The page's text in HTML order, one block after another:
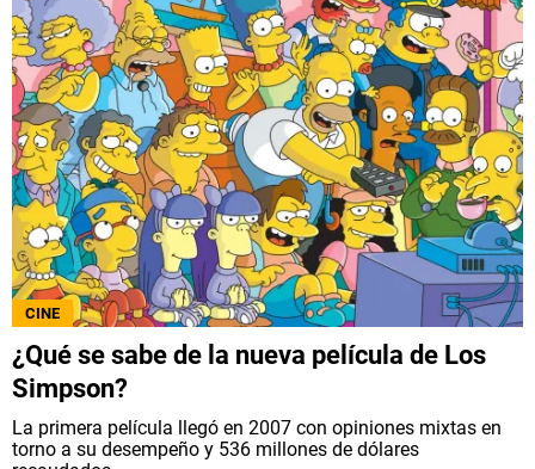
CINE
¿Qué se sabe de la nueva película de Los
Simpson?
La primera película llegó en 2007 con opiniones mixtas en
torno a su desempeño y 536 millones de dólares